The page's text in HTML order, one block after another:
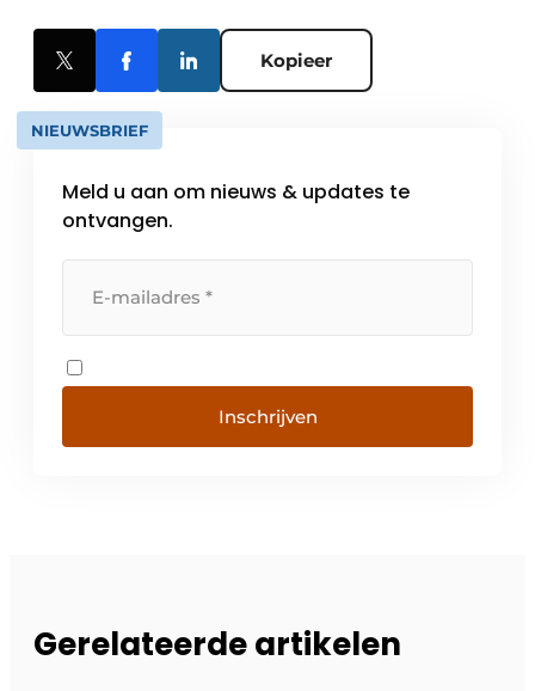
Kopieer
NIEUWSBRIEF
Meld u aan om nieuws & updates te
ontvangen.
Inschrijven
Gerelateerde artikelen